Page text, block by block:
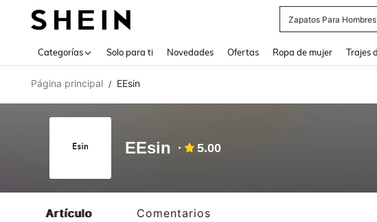
Zapatos Para Hombres
Categorías Solo para ti Novedades Ofertas Ropa de mujer Trajes
Página principal / EEsin
EEsin 5.00
Artículo Comentarios